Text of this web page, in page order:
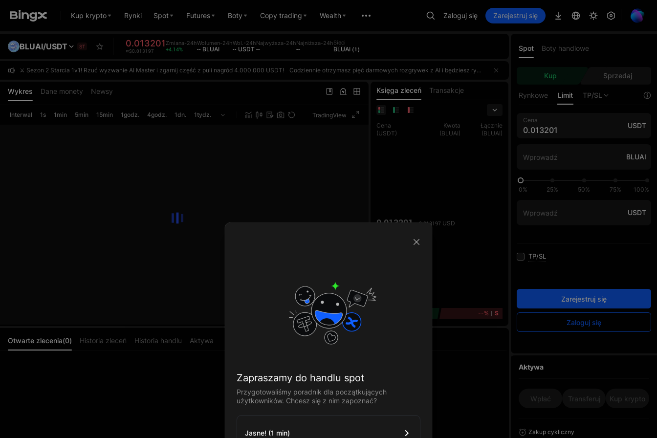
Kup krypto Rynki Spot Futures Boty Copy trading Wealth Zaloguj się Zarejestruj się
BLUAI/USDT ST 0.013201
≈$0.013197
Zmiana-24h
+4.14%
Wolumen-24h
-- BLUAI
Wol.-24h
-- USDT
Najwyższa-24h
--
Najniższa-24h
--
Sieci
BLUAI (1)
⚔️ Sezon 2 Starcia 1v1! Rzuć wyzwanie AI Master i zgarnij część z puli nagród 4.000.000 USDT!
Codziennie otrzymasz pięć darmowych rozgrywek z AI i będziesz rywalizować z AI na podstawie swojego ROI. Wygrywaj, zdobywaj punkty i wspinaj się w dziennym rankingu. Dzienna nagroda za 1. miejsce wynosi do 10.000 USDT. Każda transakcja futures liczy się też do konkursu o wolumen obrotu, w którym zdobywca 1. miejsca w każdej rundzie wygrywa 100.000 USDT. Dołącz raz i zgarnij podwójne nagrody!Zarejestruj się już teraz, rzuć wyzwanie AI Master i zgarnij część puli nagród wartej 4.000.000 USDT! 🌟
Wykres Dane monety Newsy
Interwał 1s 1min 5min 15min 1godz. 4godz. 1dn. 1tydz. TradingView
Księga zleceń Transakcje
Cena
(USDT)
Kwota
(BLUAI)
Łącznie
(BLUAI)
0.013201 0.013197 USD
--% S
Spot Boty handlowe
Kup Sprzedaj
Rynkowe Limit TP/SL
Cena
USDT
BLUAI
0% 25% 50% 75% 100%
USDT
TP/SL
Zarejestruj się
Zaloguj się
Aktywa
Wpłać Transferuj Kup krypto
Zakup cykliczny
Otwarte zlecenia(0) Historia zleceń Historia handlu Aktywa
Zapraszamy do handlu spot
Przygotowaliśmy poradnik dla początkujących
użytkowników. Chcesz się z nim zapoznać?
Jasne! (1 min)